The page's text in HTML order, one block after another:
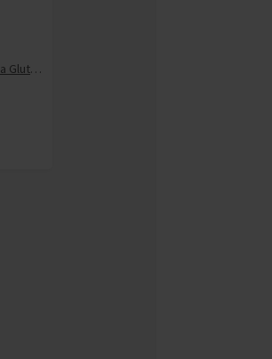
Fröknäcke Sesam Chia Glutenfritt